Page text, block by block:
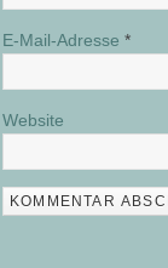
E-Mail-Adresse *
Website